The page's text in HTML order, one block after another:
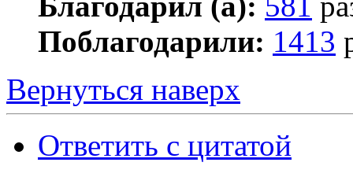
Поблагодарили: 1413
Вернуться наверх
Ответить с цитатой